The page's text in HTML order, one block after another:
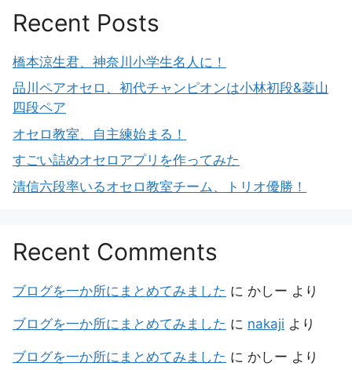
Recent Posts
橋本涼生君、神奈川小学生名人に！
品川ペアオセロ、初代チャンピオンは小林初段&菱山
四段ペア
オセロ教室、自主練始まる！
すごい詰めオセロアプリを作ってみた
清信六段率いるオセロ教室チーム、トリオ優勝！
Recent Comments
ブログを一か所にまとめてみました に かしー より
ブログを一か所にまとめてみました に nakaji より
ブログを一か所にまとめてみました に かしー より